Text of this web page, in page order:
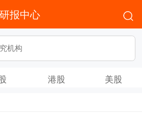
研报中心
港股 美股